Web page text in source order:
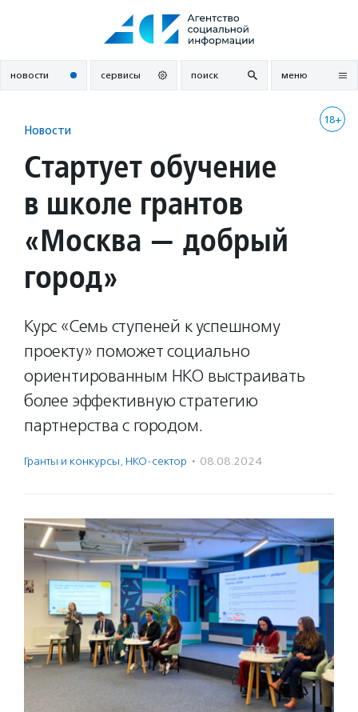
новости сервисы поиск меню
18+
Новости
Стартует обучение
в школе грантов
«Москва — добрый
город»
Курс «Семь ступеней к успешному
проекту» поможет социально
ориентированным НКО выстраивать
более эффективную стратегию
партнерства с городом.
Гранты и конкурсы, НКО-сектор · 08.08.2024